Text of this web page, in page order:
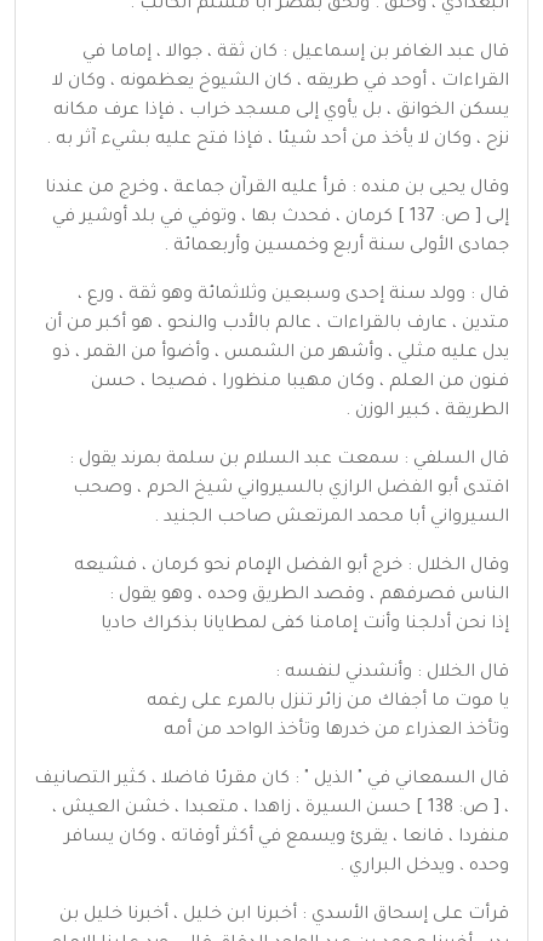
البغدادي ، وخلق . ولحق بمصر أبا مسلم الكاتب .
قال عبد الغافر بن إسماعيل : كان ثقة ، جوالا ، إماما في
القراءات ، أوحد في طريقه ، كان الشيوخ يعظمونه ، وكان لا
يسكن الخوانق ، بل يأوي إلى مسجد خراب ، فإذا عرف مكانه
نزح ، وكان لا يأخذ من أحد شيئا ، فإذا فتح عليه بشيء آثر به .
وقال يحيى بن منده : قرأ عليه القرآن جماعة ، وخرج من عندنا
إلى [ ص: 137 ] كرمان ، فحدث بها ، وتوفي في بلد أوشير في
جمادى الأولى سنة أربع وخمسين وأربعمائة .
قال : وولد سنة إحدى وسبعين وثلاثمائة وهو ثقة ، ورع ،
متدين ، عارف بالقراءات ، عالم بالأدب والنحو ، هو أكبر من أن
يدل عليه مثلي ، وأشهر من الشمس ، وأضوأ من القمر ، ذو
فنون من العلم ، وكان مهيبا منظورا ، فصيحا ، حسن
الطريقة ، كبير الوزن .
قال السلفي : سمعت عبد السلام بن سلمة بمرند يقول :
اقتدى أبو الفضل الرازي بالسيرواني شيخ الحرم ، وصحب
السيرواني أبا محمد المرتعش صاحب الجنيد .
وقال الخلال : خرج أبو الفضل الإمام نحو كرمان ، فشيعه
الناس فصرفهم ، وقصد الطريق وحده ، وهو يقول :
إذا نحن أدلجنا وأنت إمامنا كفى لمطايانا بذكراك حاديا
قال الخلال : وأنشدني لنفسه :
يا موت ما أجفاك من زائر تنزل بالمرء على رغمه
وتأخذ العذراء من خدرها وتأخذ الواحد من أمه
قال السمعاني في " الذيل " : كان مقرئا فاضلا ، كثير التصانيف
، [ ص: 138 ] حسن السيرة ، زاهدا ، متعبدا ، خشن العيش ،
منفردا ، قانعا ، يقرئ ويسمع في أكثر أوقاته ، وكان يسافر
وحده ، ويدخل البراري .
قرأت على إسحاق الأسدي : أخبرنا ابن خليل ، أخبرنا خليل بن